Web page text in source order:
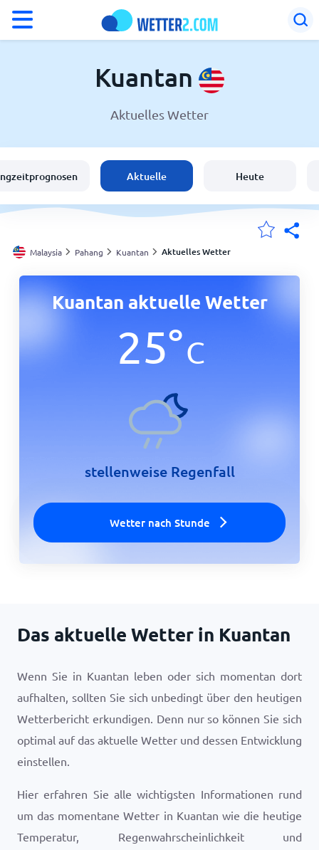
Schweiz
Deutschland
Meine Standorte
Kuantan
Aktuelles Wetter
Aktuelle Heute
Malaysia Pahang Kuantan Aktuelles Wetter
Kuantan aktuelle Wetter
25°C
stellenweise Regenfall
Wetter nach Stunde
Das aktuelle Wetter in Kuantan
Wenn Sie in Kuantan leben oder sich momentan dort
aufhalten, sollten Sie sich unbedingt über den heutigen
Wetterbericht erkundigen. Denn nur so können Sie sich
optimal auf das aktuelle Wetter und dessen Entwicklung
einstellen.
Hier erfahren Sie alle wichtigsten Informationen rund
um das momentane Wetter in Kuantan wie die heutige
Temperatur, Regenwahrscheinlichkeit und